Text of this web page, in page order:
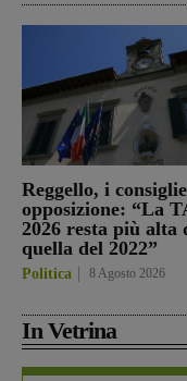
Reggello, i
opposizione: “La
2026 resta più alta
quella del 2022”
Politica 8 Agosto 2026
In Vetrina